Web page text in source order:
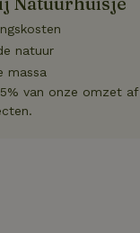
natuur
massa
van onze omzet